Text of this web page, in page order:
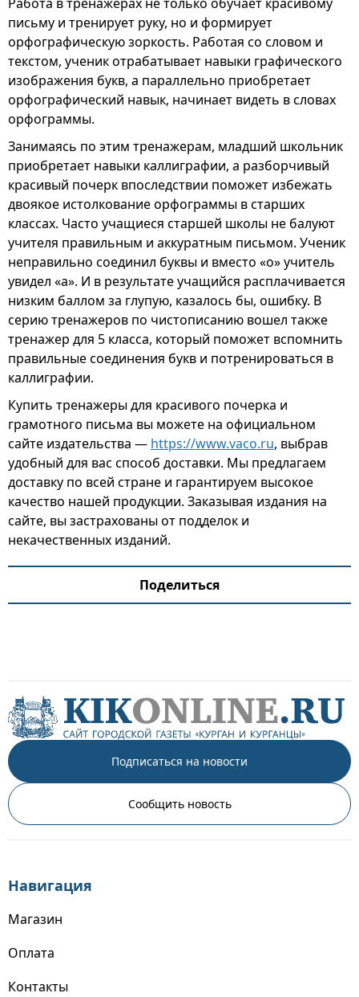
письму и тренирует руку, но и формирует
орфографическую зоркость. Работая со словом и
текстом, ученик отрабатывает навыки графического
изображения букв, а параллельно приобретает
орфографический навык, начинает видеть в словах
орфограммы.
Занимаясь по этим тренажерам, младший школьник
приобретает навыки каллиграфии, а разборчивый
красивый почерк впоследствии поможет избежать
двоякое истолкование орфограммы в старших
классах. Часто учащиеся старшей школы не балуют
учителя правильным и аккуратным письмом. Ученик
неправильно соединил буквы и вместо «о» учитель
увидел «а». И в результате учащийся расплачивается
низким баллом за глупую, казалось бы, ошибку. В
серию тренажеров по чистописанию вошел также
тренажер для 5 класса, который поможет вспомнить
правильные соединения букв и потренироваться в
каллиграфии.
Купить тренажеры для красивого почерка и
грамотного письма вы можете на официальном
сайте издательства — https://www.vaco.ru, выбрав
удобный для вас способ доставки. Мы предлагаем
доставку по всей стране и гарантируем высокое
качество нашей продукции. Заказывая издания на
сайте, вы застрахованы от подделок и
некачественных изданий.
Поделиться
Подписаться на новости
Сообщить новость
Навигация
Магазин
Оплата
Контакты